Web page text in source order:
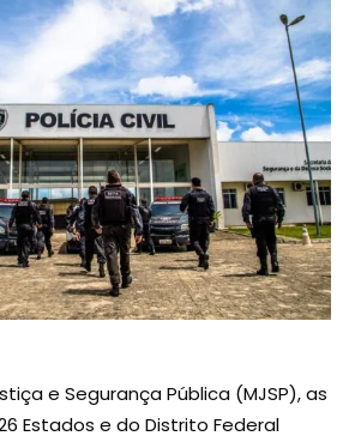
e Segurança Pública (MJSP), as
Estados e do Distrito Federal